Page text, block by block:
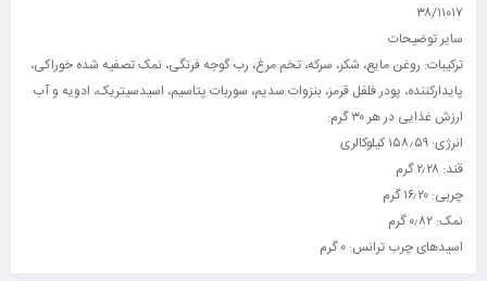
۳۸/۱۱۰۱۷
سایر توضیحات
ترکیبات: روغن مایع، شکر، سرکه، تخم مرغ، رب گوجه فرنگی، نمک تصفیه شده خوراکی،
پایدارکننده، پودر فلفل قرمز، بنزوات سدیم، سوربات پتاسیم، اسیدسیتریک، ادویه و آب
ارزش غذایی در هر ۳۰ گرم:
انرژی: ۱۵۸٫۵۹ کیلوکالری
قند: ۲٫۲۸ گرم
چربی: ۱۶٫۲۰ گرم
نمک: ۰٫۸۲ گرم
اسیدهای چرب ترانس: ۰ گرم